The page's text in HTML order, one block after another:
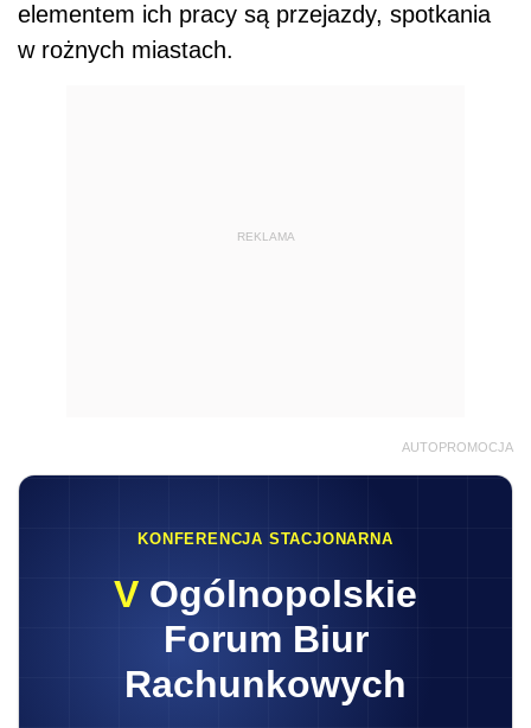
elementem ich pracy są przejazdy, spotkania
w rożnych miastach.
REKLAMA
AUTOPROMOCJA
KONFERENCJA STACJONARNA
V Ogólnopolskie
Forum Biur
Rachunkowych